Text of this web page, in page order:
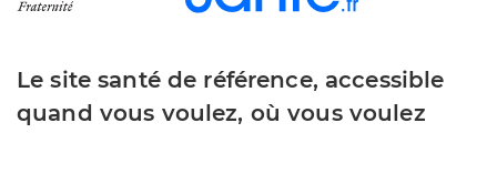
Le site santé de référence, accessible
quand vous voulez, où vous voulez